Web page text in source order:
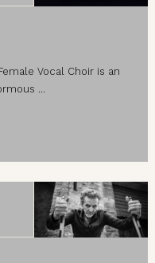
Vocal Choir is an
...